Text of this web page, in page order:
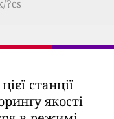
?cs
станції
якості